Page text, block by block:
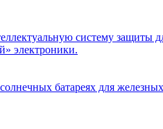
систему защиты
электроники.
батареях для